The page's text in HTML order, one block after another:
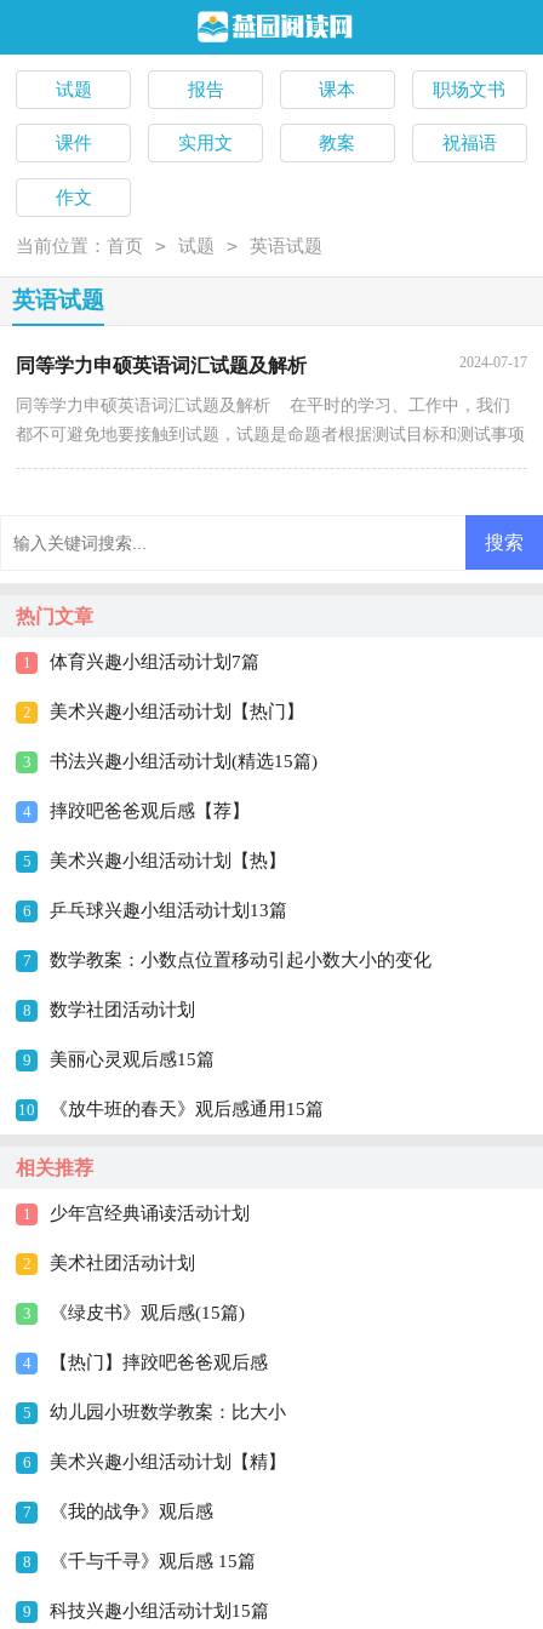
试题 报告 课本 职场文书
课件 实用文 教案 祝福语
作文
当前位置：首页 > 试题 > 英语试题
英语试题
同等学力申硕英语词汇试题及解析 2024-07-17
同等学力申硕英语词汇试题及解析 在平时的学习、工作中，我们
都不可避免地要接触到试题，试题是命题者根据测试目标和测试事项
编写出来的。一份好的试题都是什么样子的呢？以下...
热门文章
1 体育兴趣小组活动计划7篇
2 美术兴趣小组活动计划【热门】
3 书法兴趣小组活动计划(精选15篇)
4 摔跤吧爸爸观后感【荐】
5 美术兴趣小组活动计划【热】
6 乒乓球兴趣小组活动计划13篇
7 数学教案：小数点位置移动引起小数大小的变化
8 数学社团活动计划
9 美丽心灵观后感15篇
10 《放牛班的春天》观后感通用15篇
相关推荐
1 少年宫经典诵读活动计划
2 美术社团活动计划
3 《绿皮书》观后感(15篇)
4 【热门】摔跤吧爸爸观后感
5 幼儿园小班数学教案：比大小
6 美术兴趣小组活动计划【精】
7 《我的战争》观后感
8 《千与千寻》观后感 15篇
9 科技兴趣小组活动计划15篇